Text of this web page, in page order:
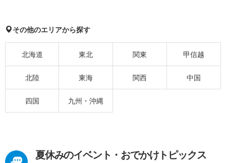
その他のエリアから探す
北海道 東北 関東 甲信越
北陸 東海 関西 中国
四国 九州・沖縄
夏休みのイベント・おでかけトピックス